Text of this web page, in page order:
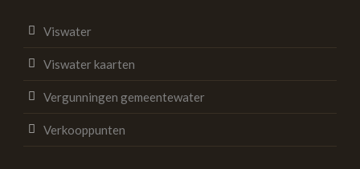
Viswater
Viswater kaarten
Vergunningen gemeentewater
Verkooppunten